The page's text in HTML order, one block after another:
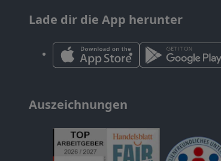
Lade dir die App herunter
Auszeichnungen